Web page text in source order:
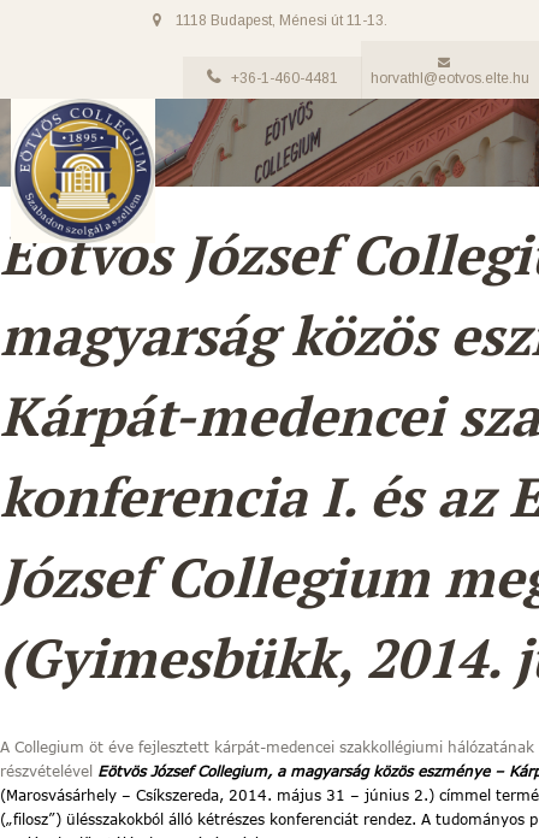
1118 Budapest, Ménesi út 11-13.
+36-1-460-4481 horvathl@eotvos.elte.hu
Eötvös József
magyarság közös
Kárpát-medencei
konferencia I. és az
József Collegium
(Gyimesbükk, 2014.
A Collegium öt éve fejlesztett kárpát-medencei szakkollégiumi
részvételével Eötvös József Collegium, a magyarság közös eszménye –
(Marosvásárhely – Csíkszereda, 2014. május 31 – június 2.) címmel
(„filosz”) ülésszakokból álló kétrészes konferenciát rendez. A tudományos